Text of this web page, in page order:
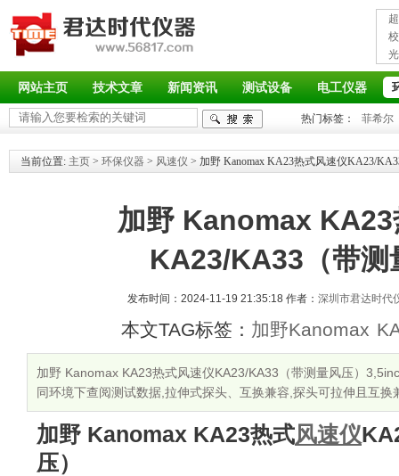
网站主页 技术文章 新闻资讯 测试设备 电工仪器
热门标签： 菲希尔
当前位置: 主页 > 环保仪器 > 风速仪 > 加野 Kanomax KA23热式风速仪KA23/
加野 Kanomax KA23
KA23/KA33（带测
发布时间：2024-11-19 21:35:18 作者： 深圳市君达时代
本文TAG标签： 加野Kanomax
加野 Kanomax KA23热式风速仪KA23/KA33（带测量风压）
同环境下查阅测试数据,拉伸式探头、互换兼容,探头可拉伸且互换
加野 Kanomax KA23热式风速仪
压）